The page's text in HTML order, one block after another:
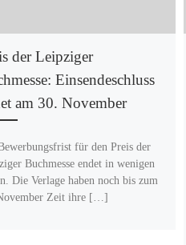
der Leipziger
Einsendeschluss
am 30. November
für den Preis der
Buchmesse endet in wenigen
Die Verlage haben noch bis zum
Zeit ihre […]